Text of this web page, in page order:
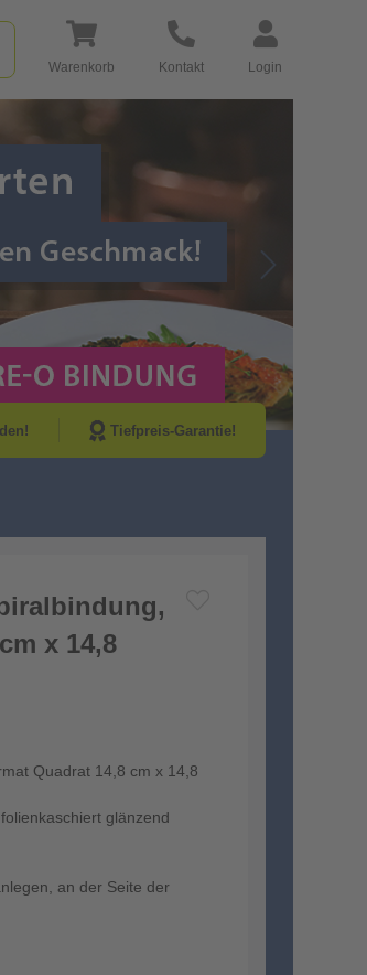
Warenkorb Kontakt Login
Go to Next
Tiefpreis-Garantie!
x 14,8
Quadrat 14,8 cm x 14,8
glänzend
an der Seite der